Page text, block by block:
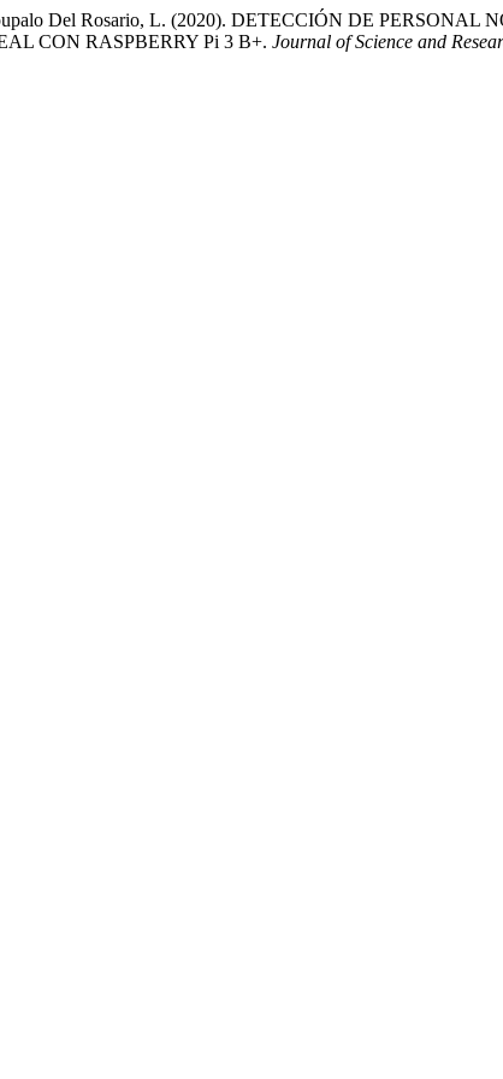
Del Rosario, L. (2020). DETECCIÓN DE
CON RASPBERRY Pi 3 B+. Journal of Science and